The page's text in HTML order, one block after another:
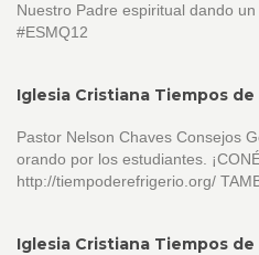
Nuestro Padre espiritual dando
#ESMQ12
Iglesia Cristiana Tiempos de
Pastor Nelson Chaves Consejos
orando por los estudiantes.
http://tiempoderefrigerio.org/
Iglesia Cristiana Tiempos de